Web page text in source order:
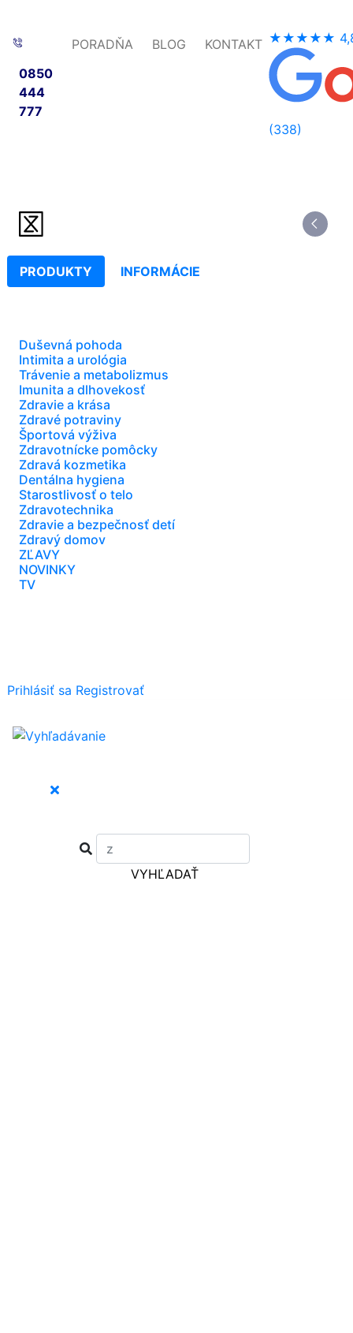
0850
444
777
PORADŇA BLOG KONTAKT ★★★★★
(338)
PRODUKTY INFORMÁCIE
Duševná pohoda
Intimita a urológia
Trávenie a metabolizmus
Imunita a dlhovekosť
Zdravie a krása
Zdravé potraviny
Športová výživa
Zdravotnícke pomôcky
Zdravá kozmetika
Dentálna hygiena
Starostlivosť o telo
Zdravotechnika
Zdravie a bezpečnosť detí
Zdravý domov
ZĽAVY
NOVINKY
TV
Prihlásiť sa Registrovať
VYHĽADAŤ